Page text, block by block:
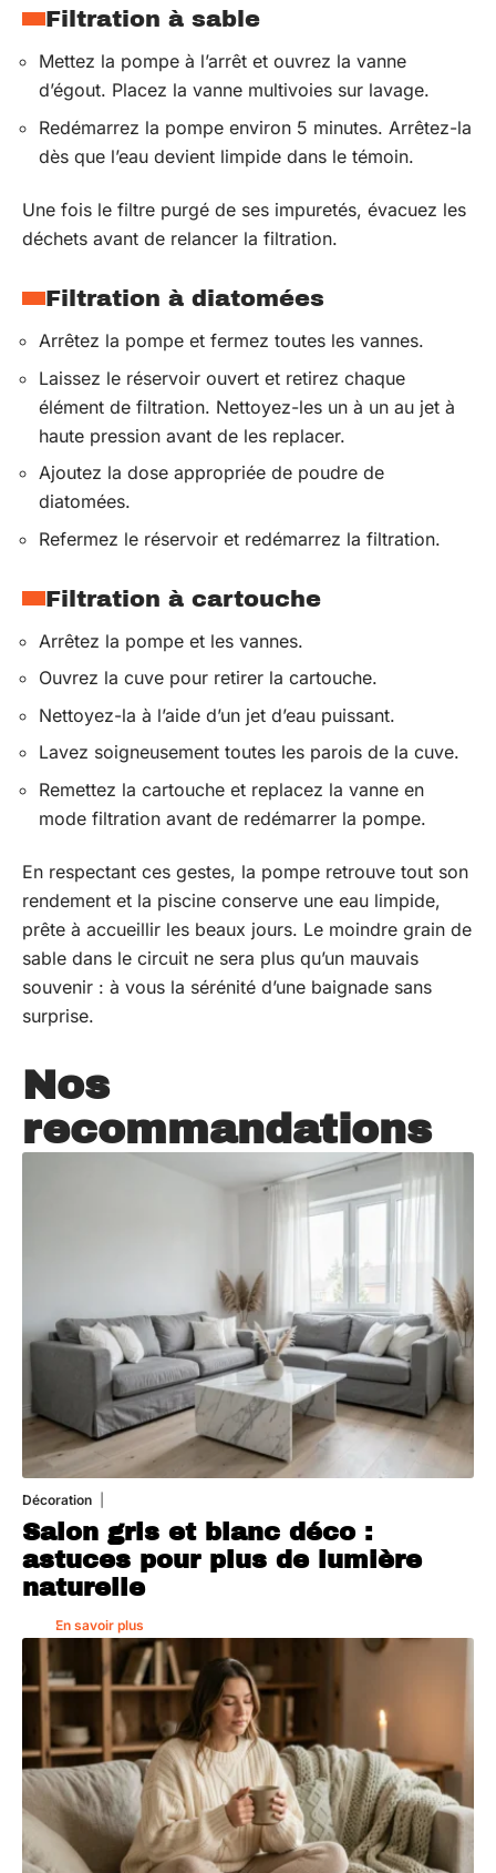
Filtration à sable
Mettez la pompe à l’arrêt et ouvrez la vanne
d’égout. Placez la vanne multivoies sur lavage.
Redémarrez la pompe environ 5 minutes. Arrêtez-la
dès que l’eau devient limpide dans le témoin.
Une fois le filtre purgé de ses impuretés, évacuez les
déchets avant de relancer la filtration.
Filtration à diatomées
Arrêtez la pompe et fermez toutes les vannes.
Laissez le réservoir ouvert et retirez chaque
élément de filtration. Nettoyez-les un à un au jet à
haute pression avant de les replacer.
Ajoutez la dose appropriée de poudre de
diatomées.
Refermez le réservoir et redémarrez la filtration.
Filtration à cartouche
Arrêtez la pompe et les vannes.
Ouvrez la cuve pour retirer la cartouche.
Nettoyez-la à l’aide d’un jet d’eau puissant.
Lavez soigneusement toutes les parois de la cuve.
Remettez la cartouche et replacez la vanne en
mode filtration avant de redémarrer la pompe.
En respectant ces gestes, la pompe retrouve tout son
rendement et la piscine conserve une eau limpide,
prête à accueillir les beaux jours. Le moindre grain de
sable dans le circuit ne sera plus qu’un mauvais
souvenir : à vous la sérénité d’une baignade sans
surprise.
Nos
recommandations
Décoration
Salon gris et blanc déco :
astuces pour plus de lumière
naturelle
En savoir plus